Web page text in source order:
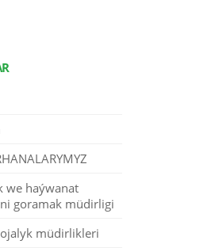
we haýwanat
goramak müdirligi
müdirlikleri